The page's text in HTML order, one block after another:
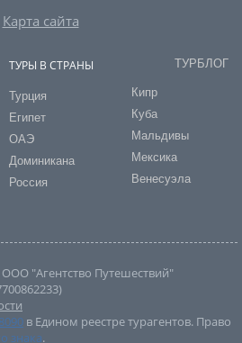
Карта сайта
ТУРЫ В СТРАНЫ
Турция
Египет
ОАЭ
Доминикана
Россия
ТУРБЛОГ
Кипр
Куба
Мальдивы
Мексика
Венесуэла
ООО "Агентство Путешествий"
в Едином реестре турагентов. Право
знака.